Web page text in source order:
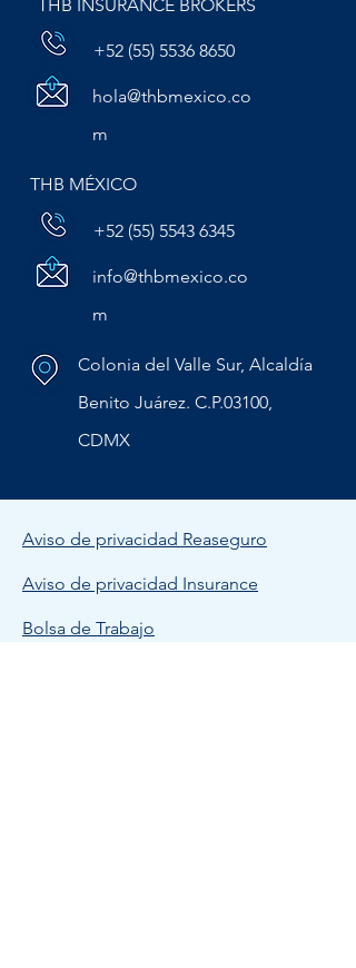
THB INSURANCE BROKERS
+52 (55) 5536 8650
hola@thbmexico.co
m
THB MÉXICO
+52 (55) 5543 6345
info@thbmexico.co
m
Colonia del Valle Sur, Alcaldía
Benito Juárez. C.P.03100,
CDMX
Aviso de privacidad Reaseguro
Aviso de privacidad Insurance
Bolsa de Trabajo